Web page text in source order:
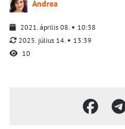
Andrea
2021. április 08.
10:38
2025. július 14.
13:39
10